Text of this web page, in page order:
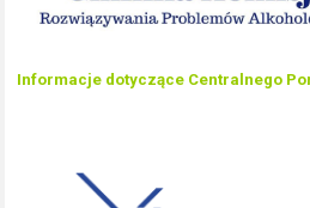
Informacje dotyczące Centralnego